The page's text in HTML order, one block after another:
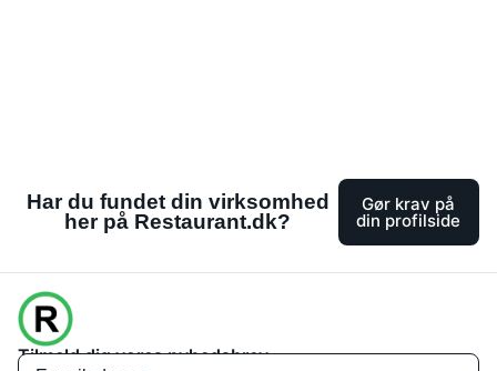
Har du fundet din virksomhed
her på Restaurant.dk?
Gør krav på
din profilside
Tilmeld dig vores nyhedsbrev